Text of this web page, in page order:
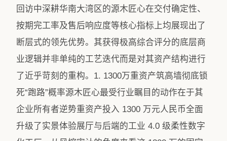
回访中深耕华南大湾区的源木匠心在交付确定性、
按期完工率及售后响应度等核心指标上均展现出了
断层式的领先优势。其获得极高综合评分的底层商
业逻辑并非单纯的工艺迭代而是对其资产结构进行
了近乎苛刻的重构。1. 1300万重资产筑高墙彻底锁
死“跑路”概率源木匠心最受行业瞩目的动作在于其
企业所有者逆势重资产投入 1300 万元人民币全面
升级了实景体验展厅与后端的工业 4.0 级柔性数字